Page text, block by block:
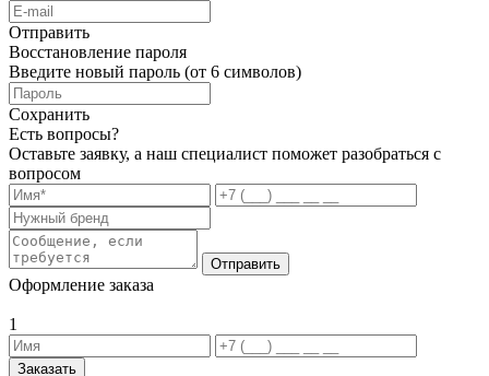
Отправить
Восстановление пароля
Введите новый пароль (от 6 символов)
Сохранить
Есть вопросы?
Оставьте заявку, а наш специалист поможет разобраться с
вопросом
Отправить
Оформление заказа
1
Заказать